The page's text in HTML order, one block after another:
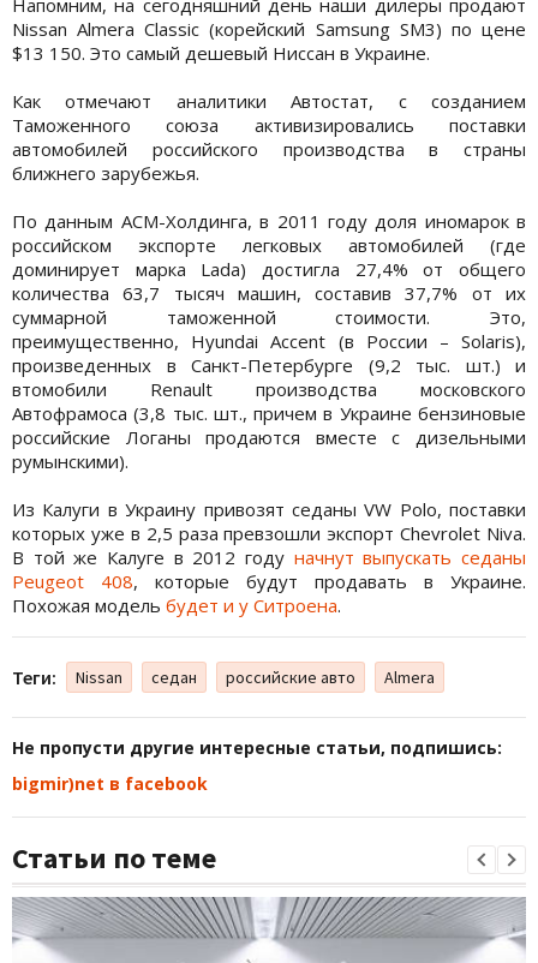
Напомним, на сегодняшний день наши дилеры продают
Nissan Almera Classic (корейский Samsung SM3) по цене
$13 150. Это самый дешевый Ниссан в Украине.
Как отмечают аналитики Автостат, с созданием
Таможенного союза активизировались поставки
автомобилей российского производства в страны
ближнего зарубежья.
По данным АСМ-Холдинга, в 2011 году доля иномарок в
российском экспорте легковых автомобилей (где
доминирует марка Lada) достигла 27,4% от общего
количества 63,7 тысяч машин, составив 37,7% от их
суммарной таможенной стоимости. Это,
преимущественно, Hyundai Accent (в России – Solaris),
произведенных в Санкт-Петербурге (9,2 тыс. шт.) и
втомобили Renault производства московского
Автофрамоса (3,8 тыс. шт., причем в Украине бензиновые
российские Логаны продаются вместе с дизельными
румынскими).
Из Калуги в Украину привозят седаны VW Polo, поставки
которых уже в 2,5 раза превзошли экспорт Chevrolet Niva.
В той же Калуге в 2012 году начнут выпускать седаны
Peugeot 408, которые будут продавать в Украине.
Похожая модель будет и у Ситроена.
Теги: Nissan седан российские авто Almera
Не пропусти другие интересные статьи, подпишись:
bigmir)net в facebook
Статьи по теме